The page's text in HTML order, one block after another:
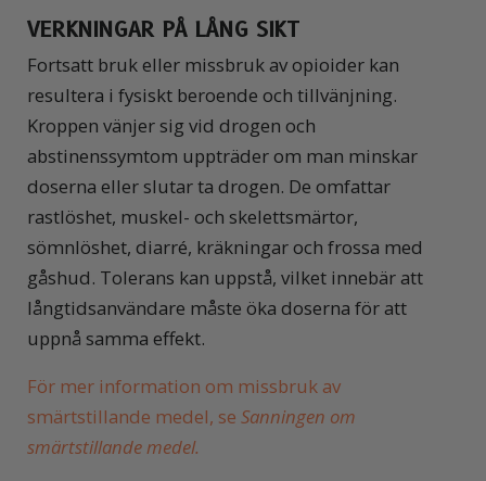
VERKNINGAR PÅ LÅNG SIKT
Fortsatt bruk eller missbruk av opioider kan
resultera i fysiskt beroende och tillvänjning.
Kroppen vänjer sig vid drogen och
abstinenssymtom uppträder om man minskar
doserna eller slutar ta drogen. De omfattar
rastlöshet, muskel- och skelettsmärtor,
sömnlöshet, diarré, kräkningar och frossa med
gåshud. Tolerans kan uppstå, vilket innebär att
långtidsanvändare måste öka doserna för att
uppnå samma effekt.
För mer information om missbruk av
smärtstillande medel, se Sanningen om
smärtstillande medel.